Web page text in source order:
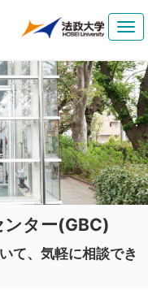
ター(GBC)
て、気軽に相談でき